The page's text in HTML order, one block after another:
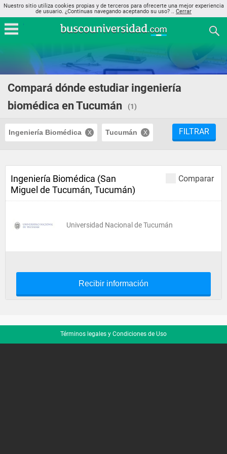
Nuestro sitio utiliza cookies propias y de terceros para ofrecerte una mejor experiencia
de usuario. ¿Continuas navegando aceptando su uso? .. Cerrar
Compará dónde estudiar ingeniería
biomédica en Tucumán
(1)
Ingeniería Biomédica Tucumán FILTRAR
Comparar
Ingeniería Biomédica (San
Miguel de Tucumán, Tucumán)
Universidad Nacional de Tucumán
Recibir información
Términos legales y Condiciones de Uso